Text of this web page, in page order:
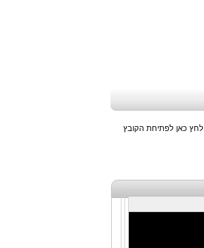
לחץ כאן לפתיחת הקובץ